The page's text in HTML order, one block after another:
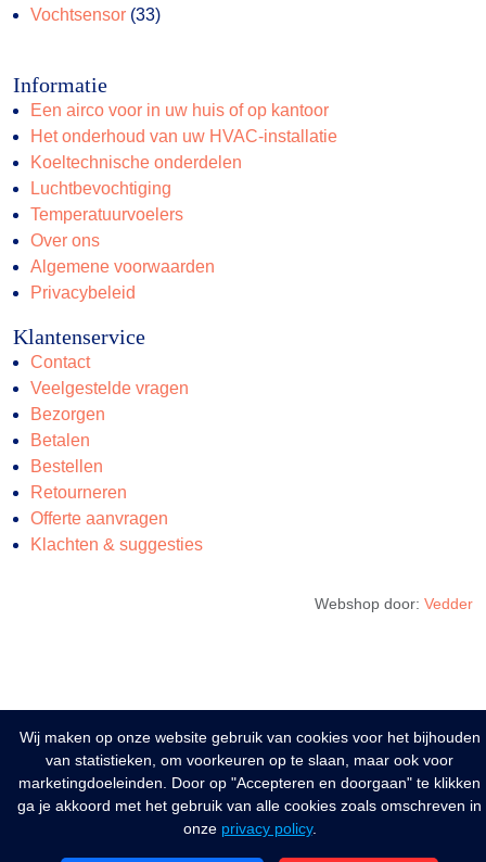
Wij maken op onze website gebruik van cookies voor het bijhouden
van statistieken, om voorkeuren op te slaan, maar ook voor
marketingdoeleinden. Door op "Accepteren en doorgaan" te klikken
ga je akkoord met het gebruik van alle cookies zoals omschreven in
onze privacy policy.
Vochtsensor 3333
Informatie
Een airco voor in uw huis of op kantoor
Het onderhoud van uw HVAC-installatie
Koeltechnische onderdelen
Luchtbevochtiging
Temperatuurvoelers
Over ons
Algemene voorwaarden
Privacybeleid
Klantenservice
Contact
Veelgestelde vragen
Bezorgen
Betalen
Bestellen
Retourneren
Offerte aanvragen
Klachten & suggesties
Webshop door: Vedder